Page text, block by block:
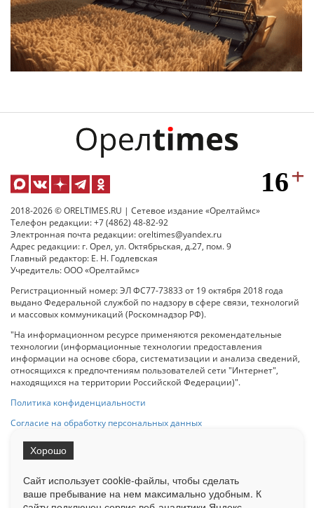
2018-2026 © ORELTIMES.RU | Сетевое издание «Орелтаймс»
Телефон редакции: +7 (4862) 48-82-92
Электронная почта редакции: oreltimes@yandex.ru
Адрес редакции: г. Орел, ул. Октябрьская, д.27, пом. 9
Главный редактор: Е. Н. Годлевская
Учредитель: ООО «Орелтаймс»
Регистрационный номер: ЭЛ ФС77-73833 от 19 октября 2018 года
выдано Федеральной службой по надзору в сфере связи, технологий
и массовых коммуникаций (Роскомнадзор РФ).
"На информационном ресурсе применяются рекомендательные
технологии (информационные технологии предоставления
информации на основе сбора, систематизации и анализа сведений,
относящихся к предпочтениям пользователей сети "Интернет",
находящихся на территории Российской Федерации)".
Политика конфиденциальности
Согласие на обработку персональных данных
При использовании любого материала с данного сайта гипер-ссылка
на Сетевое издание «ОрелТаймс» обязательна.
Сайт использует cookie-файлы, чтобы сделать
ваше пребывание на нем максимально удобным. К
Хорошо